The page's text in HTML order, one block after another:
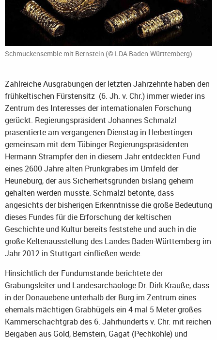
Schmuckensemble mit Bernstein (© LDA Baden-Württemberg)
Zahlreiche Ausgrabungen der letzten Jahrzehnte haben den
frühkeltischen Fürstensitz (6. Jh. v. Chr.) immer wieder ins
Zentrum des Interesses der internationalen Forschung
gerückt. Regierungspräsident Johannes Schmalzl
präsentierte am vergangenen Dienstag in Herbertingen
gemeinsam mit dem Tübinger Regierungspräsidenten
Hermann Strampfer den in diesem Jahr entdeckten Fund
eines 2600 Jahre alten Prunkgrabes im Umfeld der
Heuneburg, der aus Sicherheitsgründen bislang geheim
gehalten werden musste. Schmalzl betonte, dass
angesichts der bisherigen Erkenntnisse die große Bedeutung
dieses Fundes für die Erforschung der keltischen
Geschichte und Kultur bereits feststehe und auch in die
große Keltenausstellung des Landes Baden-Württemberg im
Jahr 2012 in Stuttgart einfließen werde.
Hinsichtlich der Fundumstände berichtete der
Grabungsleiter und Landesarchäologe Dr. Dirk Krauße, dass
in der Donauebene unterhalb der Burg im Zentrum eines
ehemals mächtigen Grabhügels ein 4 mal 5 Meter großes
Kammerschachtgrab des 6. Jahrhunderts v. Chr. mit reichen
Beigaben aus Gold, Bernstein, Gagat (Pechkohle) und